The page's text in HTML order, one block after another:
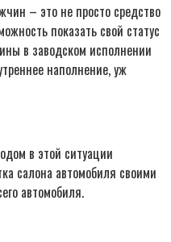
– это не просто средство
показать свой статус
в заводском исполнении
наполнение, уж
в этой ситуации
салона автомобиля своими
автомобиля.